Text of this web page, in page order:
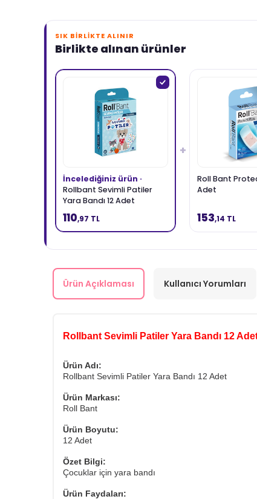
SIK BIRLIKTE ALINIR
Birlikte alınan ürünler
İncelediğiniz ürün ·
Rollbant Sevimli Patiler
Yara Bandı 12 Adet
110,97 TL
+
Roll Bant
Adet
153,14 TL
Ürün Açıklaması Kullanıcı Yorumları
Rollbant Sevimli Patiler Yara Bandı 12
Ürün Adı:
Rollbant Sevimli Patiler Yara Bandı 12 Adet
Ürün Markası:
Roll Bant
Ürün Boyutu:
12 Adet
Özet Bilgi:
Çocuklar için yara bandı
Ürün Faydaları: